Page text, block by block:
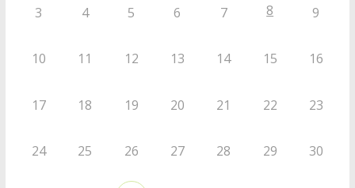
3 4 5 6 7 8 9
10 11 12 13 14 15 16
17 18 19 20 21 22 23
24 25 26 27 28 29 30